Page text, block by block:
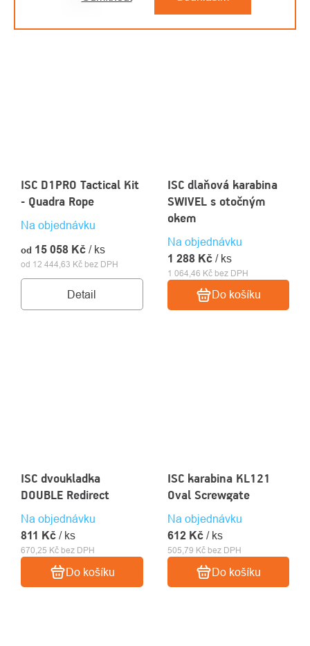
ISC D1PRO Tactical Kit
- Quadra Rope
Na objednávku
od 12 444,63 Kč bez DPH
od 15 058 Kč / ks
Detail
ISC dlaňová karabina
SWIVEL s otočným
okem
Na objednávku
1 064,46 Kč bez DPH
1 288 Kč / ks
Do košíku
ISC dvoukladka
DOUBLE Redirect
Na objednávku
670,25 Kč bez DPH
811 Kč / ks
Do košíku
ISC karabina KL121
Oval Screwgate
Na objednávku
505,79 Kč bez DPH
612 Kč / ks
Do košíku